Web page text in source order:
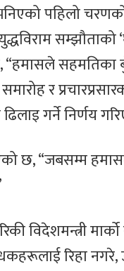
पहिलो
“हमासले
र
गर्ने निर्णय
छ, “जबसम्म
विदेशमन्त्री
रिहा नगरे,